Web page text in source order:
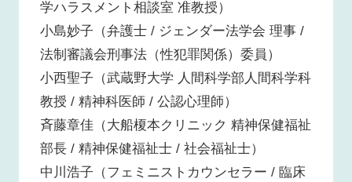
学ハラスメント相談室 准教授）
小島妙子（弁護士 / ジェンダー法学会 理事 /
法制審議会刑事法（性犯罪関係）委員）
小西聖子（武蔵野大学 人間科学部人間科学科
教授 / 精神科医師 / 公認心理師）
斉藤章佳（大船榎本クリニック 精神保健福祉
部長 / 精神保健福祉士 / 社会福祉士）
中川浩子（フェミニストカウンセラー / 臨床